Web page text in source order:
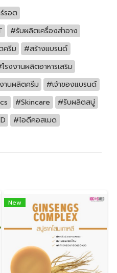
รอต
#รับผลิตเครื่องสำอาง
ครีม
#สร้างแบรนด์
รงงานผลิตอาหารเสริม
านผลิตครีม
#เจ้าของแบรนด์
#Skincare
#รับผลิตสบู่
#ไอดีคอสเมด
New